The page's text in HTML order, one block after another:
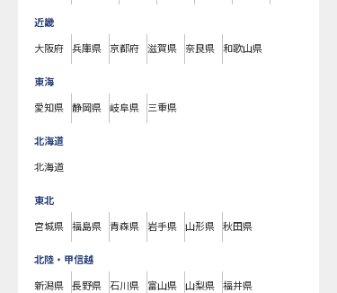
近畿
大阪府 兵庫県 京都府 滋賀県 奈良県 和歌山県
東海
愛知県 静岡県 岐阜県 三重県
北海道
北海道
東北
宮城県 福島県 青森県 岩手県 山形県 秋田県
北陸・甲信越
新潟県 長野県 石川県 富山県 山梨県 福井県